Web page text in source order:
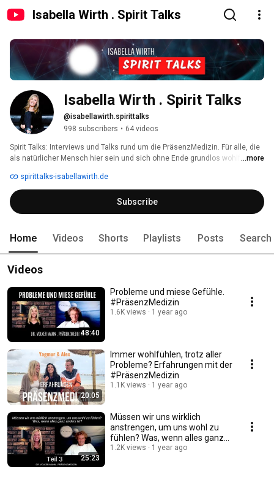
Isabella Wirth . Spirit Talks
Isabella Wirth . Spirit Talks
@isabellawirth.spirittalks
998 subscribers • 64 videos
Spirit Talks: Interviews und Talks rund um die PräsenzMedizin. Für alle, die
als natürlicher Mensch hier sein und sich ohne Ende grundlos wohlfühlen
...more
spirittalks-isabellawirth.de
Subscribe
Home Videos Shorts Playlists Posts Search
Videos
48:40
Probleme und miese Gefühle.
#PräsenzMedizin
1.6K views 1 year ago
20:05
Immer wohlfühlen, trotz aller
Probleme? Erfahrungen mit der
#PräsenzMedizin
1.1K views 1 year ago
25:23
Müssen wir uns wirklich
anstrengen, um uns wohl zu
fühlen? Was, wenn alles ganz
anders ist? Teil 3/3
1.2K views 1 year ago